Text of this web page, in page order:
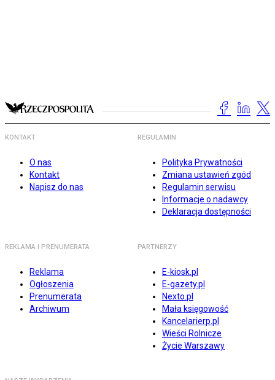
KONTAKT
O nas
Kontakt
Napisz do nas
REGULAMIN
Polityka Prywatności
Zmiana ustawień zgód
Regulamin serwisu
Informacje o nadawcy
Deklaracja dostępności
REKLAMA I PRENUMERATA
Reklama
Ogłoszenia
Prenumerata
Archiwum
PARTNERZY
E-kiosk.pl
E-gazety.pl
Nexto.pl
Mała księgowość
Kancelarierp.pl
Wieści Rolnicze
Życie Warszawy